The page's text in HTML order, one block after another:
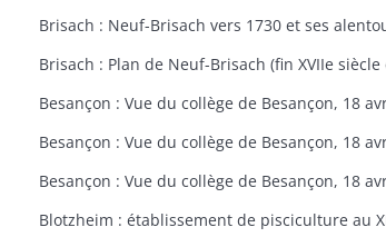
Brisach : Neuf-Brisach vers 1730 et ses
Besançon : Vue du collège de Besançon, 18
Besançon : Vue du collège de Besançon, 18
Besançon : Vue du collège de Besançon, 18
Blotzheim : établissement de pisciculture au